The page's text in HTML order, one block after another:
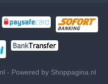
- Powered by Shoppagina.nl